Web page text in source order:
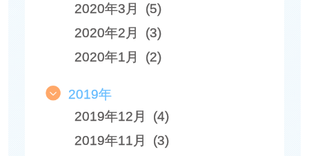
2020年3月 (5)
2020年2月 (3)
2020年1月 (2)
2019年
2019年12月 (4)
2019年11月 (3)